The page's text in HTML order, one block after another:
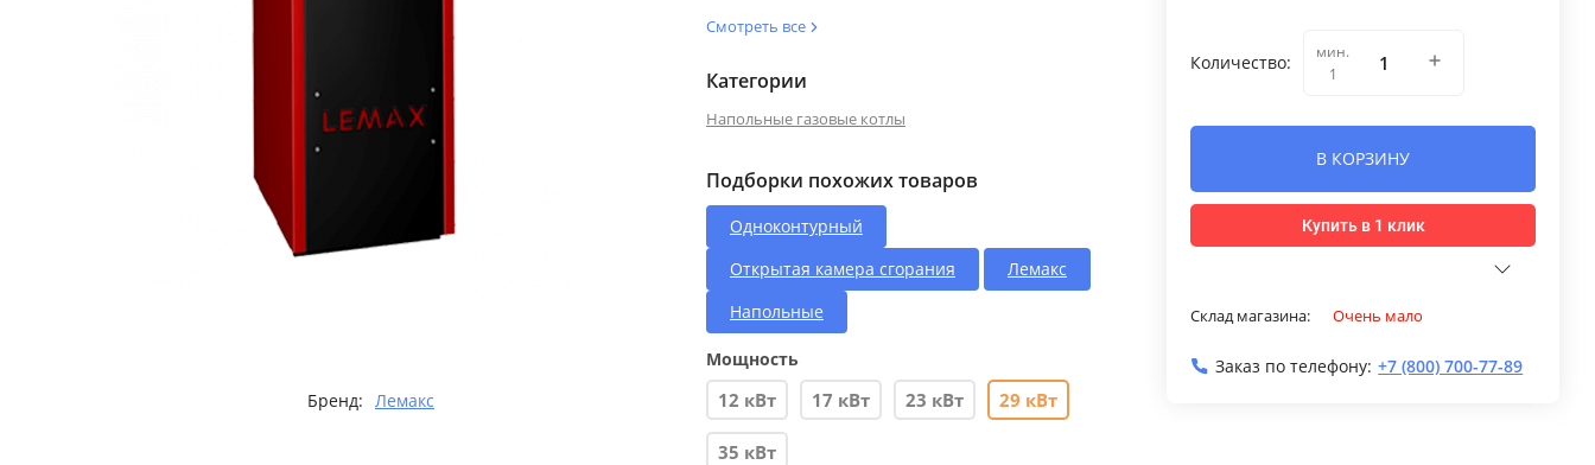
Бренд: Лемакс
Смотреть все
Категории
Напольные газовые котлы
Подборки похожих товаров
Одноконтурный
Открытая камера сгорания
Лемакс
Напольные
Мощность
12 кВт 17 кВт 23 кВт 29 кВт
35 кВт
Количество:
мин.
1
В КОРЗИНУ
Купить в 1 клик
Склад магазина: Очень мало
Заказ по телефону: +7 (800) 700-77-89